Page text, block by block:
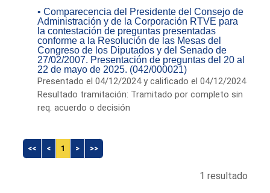
• Comparecencia del Presidente del Consejo de
Administración y de la Corporación RTVE para
la contestación de preguntas presentadas
conforme a la Resolución de las Mesas del
Congreso de los Diputados y del Senado de
27/02/2007. Presentación de preguntas del 20 al
22 de mayo de 2025. (042/000021)
Presentado el 04/12/2024 y calificado el 04/12/2024
Resultado tramitación: Tramitado por completo sin
req. acuerdo o decisión
<< < 1 > >>
1 resultado